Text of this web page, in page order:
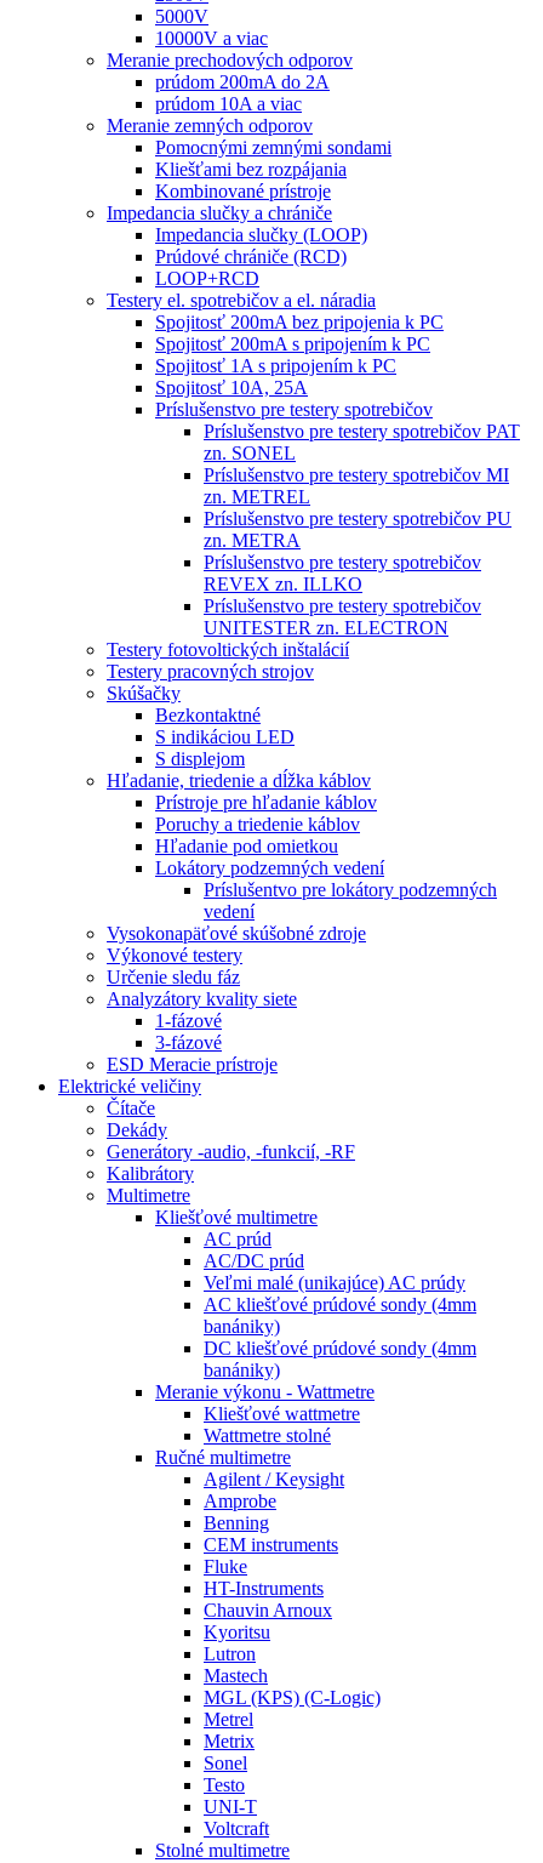
5000V
10000V a viac
Meranie prechodových odporov
prúdom 200mA do 2A
prúdom 10A a viac
Meranie zemných odporov
Pomocnými zemnými sondami
Kliešťami bez rozpájania
Kombinované prístroje
Impedancia slučky a chrániče
Impedancia slučky (LOOP)
Prúdové chrániče (RCD)
LOOP+RCD
Testery el. spotrebičov a el. náradia
Spojitosť 200mA bez pripojenia k PC
Spojitosť 200mA s pripojením k PC
Spojitosť 1A s pripojením k PC
Spojitosť 10A, 25A
Príslušenstvo pre testery spotrebičov
Príslušenstvo pre testery spotrebičov PAT
zn. SONEL
Príslušenstvo pre testery spotrebičov MI
zn. METREL
Príslušenstvo pre testery spotrebičov PU
zn. METRA
Príslušenstvo pre testery spotrebičov
REVEX zn. ILLKO
Príslušenstvo pre testery spotrebičov
UNITESTER zn. ELECTRON
Testery fotovoltických inštalácií
Testery pracovných strojov
Skúšačky
Bezkontaktné
S indikáciou LED
S displejom
Hľadanie, triedenie a dĺžka káblov
Prístroje pre hľadanie káblov
Poruchy a triedenie káblov
Hľadanie pod omietkou
Lokátory podzemných vedení
Príslušentvo pre lokátory podzemných
vedení
Vysokonapäťové skúšobné zdroje
Výkonové testery
Určenie sledu fáz
Analyzátory kvality siete
1-fázové
3-fázové
ESD Meracie prístroje
Elektrické veličiny
Čítače
Dekády
Generátory -audio, -funkcií, -RF
Kalibrátory
Multimetre
Kliešťové multimetre
AC prúd
AC/DC prúd
Veľmi malé (unikajúce) AC prúdy
AC kliešťové prúdové sondy (4mm
banániky)
DC kliešťové prúdové sondy (4mm
banániky)
Meranie výkonu - Wattmetre
Kliešťové wattmetre
Wattmetre stolné
Ručné multimetre
Agilent / Keysight
Amprobe
Benning
CEM instruments
Fluke
HT-Instruments
Chauvin Arnoux
Kyoritsu
Lutron
Mastech
MGL (KPS) (C-Logic)
Metrel
Metrix
Sonel
Testo
UNI-T
Voltcraft
Stolné multimetre